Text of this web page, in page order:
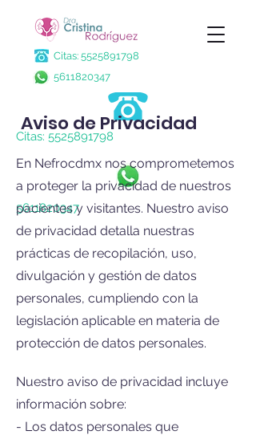
Citas: 5525891798
5611820347
Citas: 5525891798
5611820347
Aviso de Privacidad
En Nefrocdmx nos comprometemos
a proteger la privacidad de nuestros
pacientes y visitantes. Nuestro aviso
de privacidad detalla nuestras
prácticas de recopilación, uso,
divulgación y gestión de datos
personales, cumpliendo con la
legislación aplicable en materia de
protección de datos personales.
Nuestro aviso de privacidad incluye
información sobre:
- Los datos personales que